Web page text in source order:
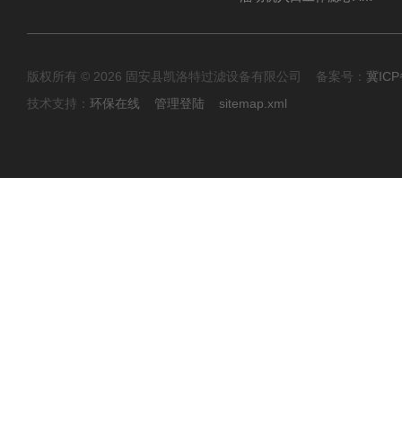
版权所有 © 2026 固安县凯洛特过滤设备有限公司 备案号： 冀
技术支持： 环保在线 管理登陆 sitemap.xml